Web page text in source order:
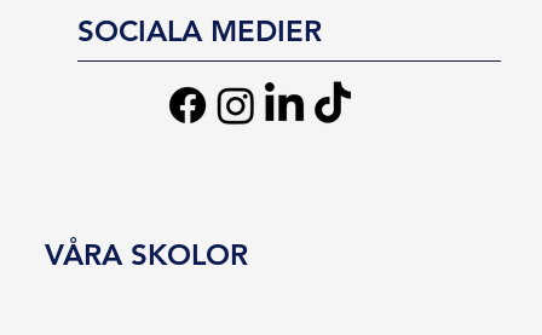
SOCIALA MEDIER
VÅRA SKOLOR